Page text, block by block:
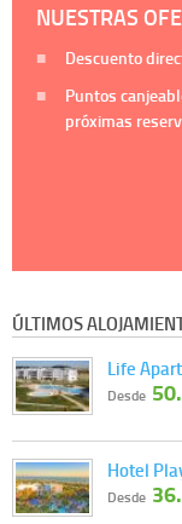
NUESTRAS
Descuento
Puntos
próximas
ÚLTIMOS
Life
Desde
Hotel
Desde